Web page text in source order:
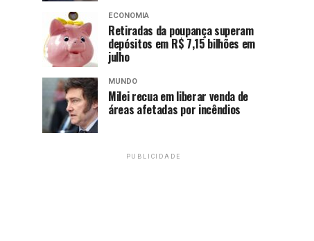
ECONOMIA
Retiradas da poupança superam
depósitos em R$ 7,15 bilhões em
julho
MUNDO
Milei recua em liberar venda de
áreas afetadas por incêndios
PUBLICIDADE